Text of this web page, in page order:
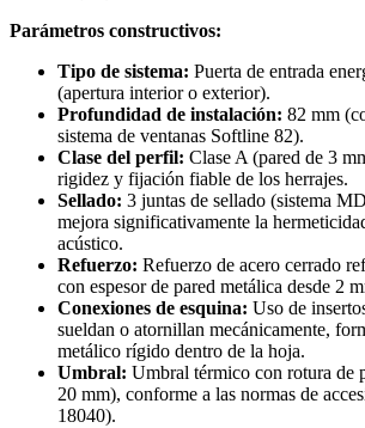
Parámetros constructivos:
Tipo de sistema: Puerta de entrada
(apertura interior o exterior).
Profundidad de instalación: 82 mm
sistema de ventanas Softline 82).
Clase del perfil: Clase A (pared de 3
rigidez y fijación fiable de los herrajes.
Sellado: 3 juntas de sellado (sistema
mejora significativamente la
acústico.
Refuerzo: Refuerzo de acero cerrado
con espesor de pared metálica desde 2
Conexiones de esquina: Uso de
sueldan o atornillan mecánicamente,
metálico rígido dentro de la hoja.
Umbral: Umbral térmico con rotura de
20 mm), conforme a las normas de
18040).